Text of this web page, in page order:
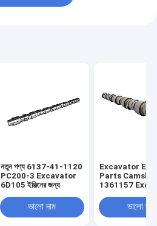
নতুন পণ্য 6137-41-1120
PC200-3 Excavator
6D105 ইঞ্জিনের জন্য
ভালো দাম
Excavator
Parts
1361157
14.6L এর জন্য
ভালো দাম